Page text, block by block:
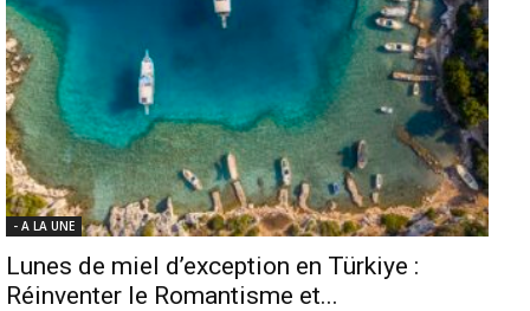
- A LA UNE
Lunes de miel d’exception en Türkiye :
Réinventer le Romantisme et...